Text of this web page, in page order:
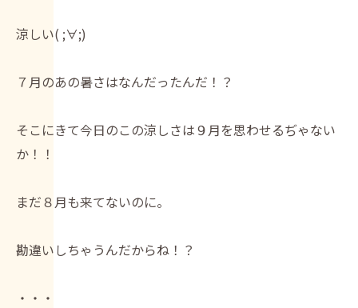
涼しい( ;∀;)
７月のあの暑さはなんだったんだ！？
そこにきて今日のこの涼しさは９月を思わせるぢゃない
か！！
まだ８月も来てないのに。
勘違いしちゃうんだからね！？
・・・